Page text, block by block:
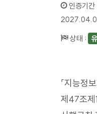
인증기간
상태 :
「지능정
제47조제